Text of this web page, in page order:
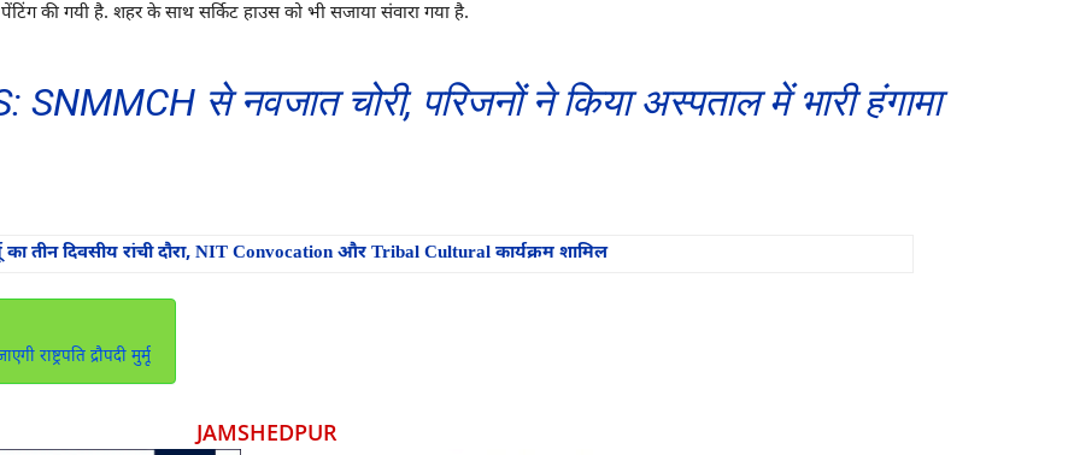
की गयी है. शहर के साथ सर्किट हाउस को भी सजाया संवारा गया है.
से नवजात चोरी, परिजनों ने किया अस्पताल में भारी हंगामा
का तीन दिवसीय रांची दौरा, NIT Convocation और Tribal Cultural कार्यक्रम शामिल
राष्ट्रपति द्रौपदी मुर्मू
JAMSHEDPUR